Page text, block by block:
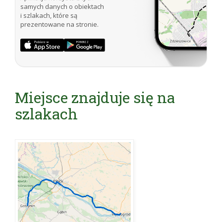
samych danych o obiektach
i szlakach, które są
prezentowane na stronie.
Miejsce znajduje się na
szlakach